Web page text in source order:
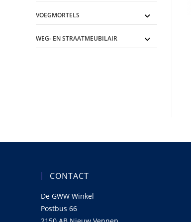
VOEGMORTELS
WEG- EN STRAATMEUBILAIR
CONTACT
De GWW Winkel
Postbus 66